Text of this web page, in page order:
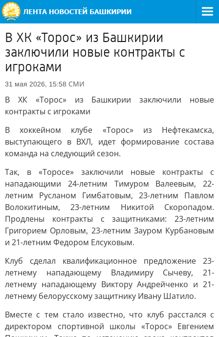
В ХК «Торос» из Башкирии
заключили новые контракты с
игроками
31 мая 2026, 15:58 СМИ
В ХК «Торос» из Башкирии заключили новые
контракты с игроками
В хоккейном клубе «Торос» из Нефтекамска,
выступающего в ВХЛ, идет формирование состава
команда на следующий сезон.
Так, в «Торосе» заключили новые контракты с
нападающими 24-летним Тимуром Валеевым, 22-
летним Русланом Гимбатовым, 23-летним Павлом
Волокитиным, 23-летним Никитой Скоропадом.
Продлены контракты с защитниками: 23-летним
Григорием Орловым, 23-летним Зауром Курбановым
и 21-летним Федором Елсуковым.
Клуб сделал квалификационное предложение 23-
летнему нападающему Владимиру Сычеву, 21-
летнему нападающему Виктору Андрейченко и 21-
летнему белорусскому защитнику Ивану Шатило.
Вместе с тем стало известно, что клуб расстался с
директором спортивной школы «Торос» Евгением